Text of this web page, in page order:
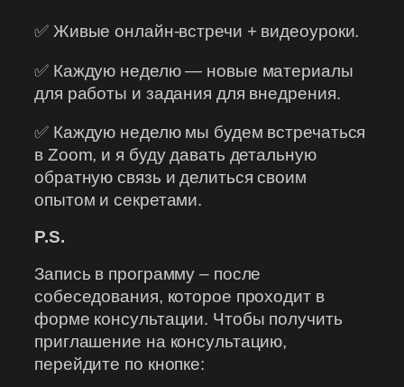
✅ Живые онлайн-встречи + видеоуроки.
✅ Каждую неделю — новые материалы
для работы и задания для внедрения.
✅ Каждую неделю мы будем встречаться
в Zoom, и я буду давать детальную
обратную связь и делиться своим
опытом и секретами.
P.S.
Запись в программу – после
собеседования, которое проходит в
форме консультации. Чтобы получить
приглашение на консультацию,
перейдите по кнопке: